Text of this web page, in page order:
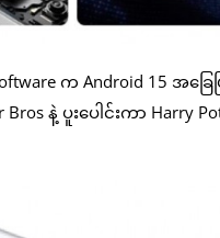
က Android 15 အခြေပြု
နဲ့ ပူးပေါင်းကာ Harry